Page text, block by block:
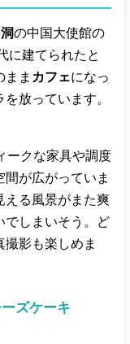
の中国大使館の
に建てられたと
まま カフェになっ
放っています。
ークな家具や調度
が広がっていま
える風景がまた爽
でしまいそう。ど
影も楽しめま
ズケーキ